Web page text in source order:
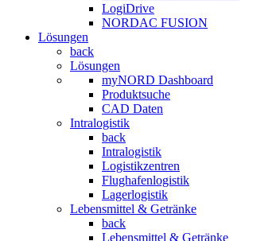
LogiDrive
NORDAC FUSION
Lösungen
back
Lösungen
myNORD Dashboard
Produktsuche
CAD Daten
Intralogistik
back
Intralogistik
Logistikzentren
Flughafenlogistik
Lagerlogistik
Lebensmittel & Getränke
back
Lebensmittel & Getränke